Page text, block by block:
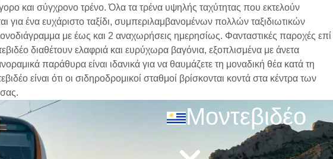
και σύγχρονο τρένο. Όλα τα τρένα υψηλής ταχύτητας που εκτελούν
ένα ευχάριστο ταξίδι, συμπεριλαμβανομένων πολλών ταξιδιωτικών
με έως και 2 αναχωρήσεις ημερησίως. Φανταστικές παροχές επί
διαθέτουν ελαφριά και ευρύχωρα βαγόνια, εξοπλισμένα με άνετα
παράθυρα είναι ιδανικά για να θαυμάζετε τη μοναδική θέα κατά τη
είναι ότι οι σιδηροδρομικοί σταθμοί βρίσκονται κοντά στα κέντρα των
Μοντεβιδέο